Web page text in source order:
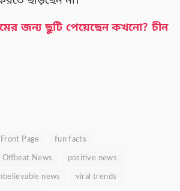
জন্য ছুটি পেয়েছেন কখনো? চীন
Front Page fun facts
Offbeat News positive news
news viral trends